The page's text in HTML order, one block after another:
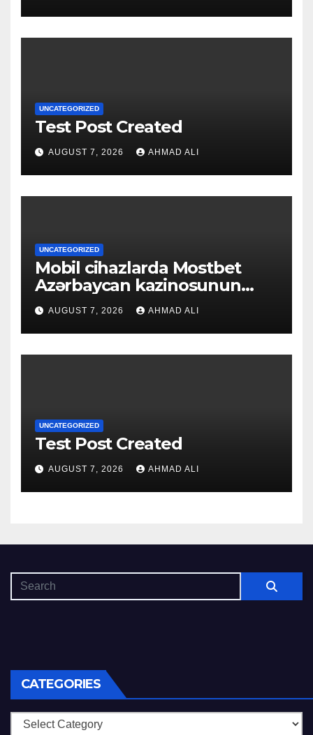
UNCATEGORIZED
Test Post Created
AUGUST 7, 2026 AHMAD ALI
UNCATEGORIZED
Mobil cihazlarda Mostbet
Azərbaycan kazinosunun
sadə və rahat interfeysi ilk
baxışdan diqqəti çəkir
AUGUST 7, 2026 AHMAD ALI
UNCATEGORIZED
Test Post Created
AUGUST 7, 2026 AHMAD ALI
CATEGORIES
Categories